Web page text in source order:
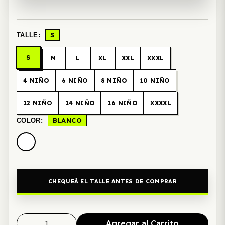
TALLE: S
S M L XL XXL XXXL
4 NIÑO 6 NIÑO 8 NIÑO 10 NIÑO
12 NIÑO 14 NIÑO 16 NIÑO XXXXL
COLOR: BLANCO
CHEQUEÁ EL TALLE ANTES DE COMPRAR